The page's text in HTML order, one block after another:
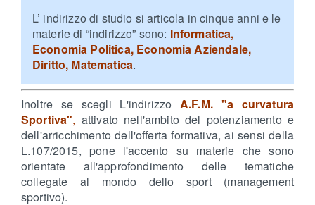
L’ indirizzo di studio si articola in cinque anni e le
materie di “indirizzo” sono: Informatica,
Economia Politica, Economia Aziendale,
Diritto, Matematica.
Inoltre se scegli L'indirizzo A.F.M. "a curvatura
Sportiva", attivato nell'ambito del potenziamento e
dell'arricchimento dell'offerta formativa, ai sensi della
L.107/2015, pone l'accento su materie che sono
orientate all'approfondimento delle tematiche
collegate al mondo dello sport (management
sportivo).